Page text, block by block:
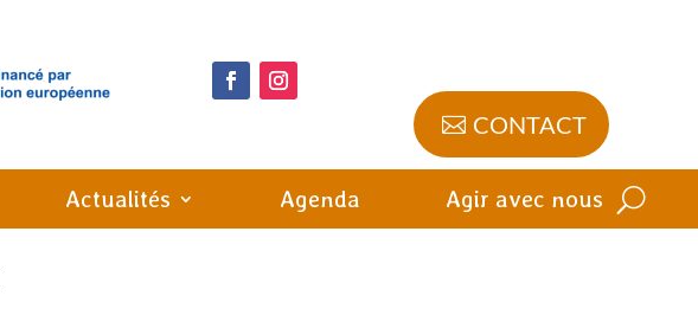
CONTACT
Actualités Agenda Agir avec nous